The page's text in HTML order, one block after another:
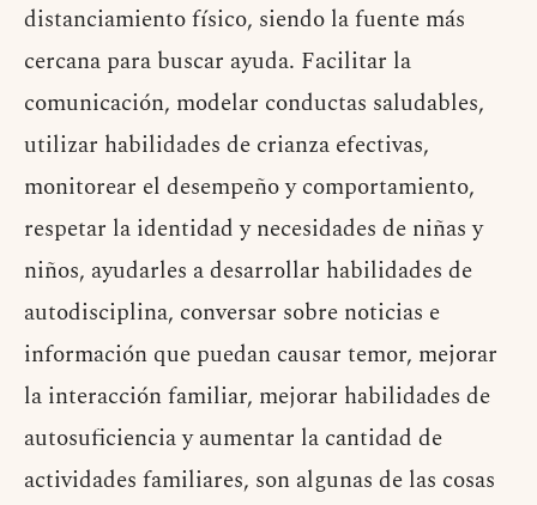
distanciamiento físico, siendo la fuente más
cercana para buscar ayuda. Facilitar la
comunicación, modelar conductas saludables,
utilizar habilidades de crianza efectivas,
monitorear el desempeño y comportamiento,
respetar la identidad y necesidades de niñas y
niños, ayudarles a desarrollar habilidades de
autodisciplina, conversar sobre noticias e
información que puedan causar temor, mejorar
la interacción familiar, mejorar habilidades de
autosuficiencia y aumentar la cantidad de
actividades familiares, son algunas de las cosas